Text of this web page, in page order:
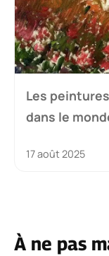
Les
dans le
17 août 2025
À ne pas